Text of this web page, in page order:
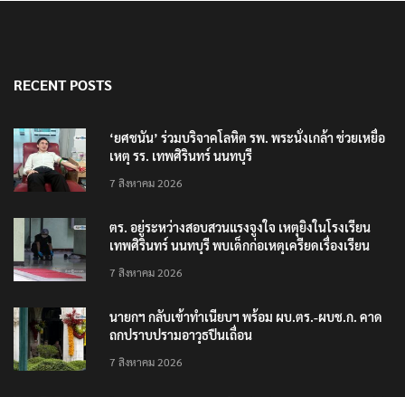
RECENT POSTS
‘ยศชนัน’ ร่วมบริจาคโลหิต รพ. พระนั่งเกล้า ช่วยเหยื่อ
เหตุ รร. เทพศิรินทร์ นนทบุรี
7 สิงหาคม 2026
ตร. อยู่ระหว่างสอบสวนแรงจูงใจ เหตุยิงในโรงเรียน
เทพศิรินทร์ นนทบุรี พบเด็กก่อเหตุเครียดเรื่องเรียน
7 สิงหาคม 2026
นายกฯ กลับเข้าทำเนียบฯ พร้อม ผบ.ตร.-ผบช.ก. คาด
ถกปราบปรามอาวุธปืนเถื่อน
7 สิงหาคม 2026